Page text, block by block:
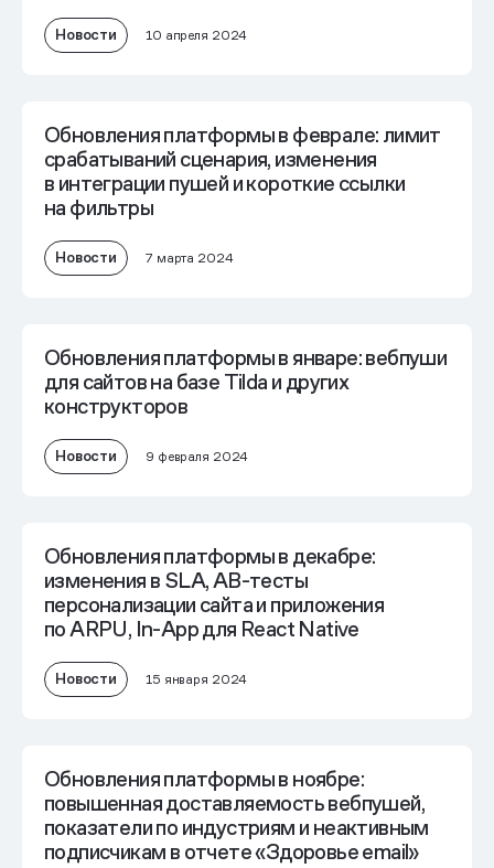
Новости 10 апреля 2024
Обновления платформы в феврале: лимит
срабатываний сценария, изменения
в интеграции пушей и короткие ссылки
на фильтры
Новости 7 марта 2024
Обновления платформы в январе: вебпуши
для сайтов на базе Tilda и других
конструкторов
Новости 9 февраля 2024
Обновления платформы в декабре:
изменения в SLA, AB-тесты
персонализации сайта и приложения
по ARPU, In-App для React Native
Новости 15 января 2024
Обновления платформы в ноябре:
повышенная доставляемость вебпушей,
показатели по индустриям и неактивным
подписчикам в отчете «Здоровье email»